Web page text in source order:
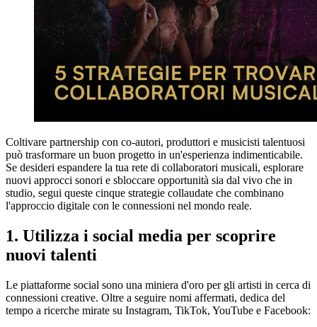
Coltivare partnership con co-autori, produttori e musicisti talentuosi
può trasformare un buon progetto in un'esperienza indimenticabile.
Se desideri espandere la tua rete di collaboratori musicali, esplorare
nuovi approcci sonori e sbloccare opportunità sia dal vivo che in
studio, segui queste cinque strategie collaudate che combinano
l'approccio digitale con le connessioni nel mondo reale.
1. Utilizza i social media per scoprire
nuovi talenti
Le piattaforme social sono una miniera d'oro per gli artisti in cerca di
connessioni creative. Oltre a seguire nomi affermati, dedica del
tempo a ricerche mirate su Instagram, TikTok, YouTube e Facebook: